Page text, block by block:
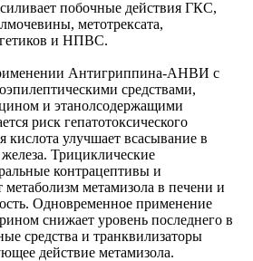
побочные действия ГКС,
метотрексата,
и НПВС.
Антигриппина-АНВИ с
средствами,
и этанолсодержащими
риск гепатотоксического
кислота улучшает всасывание в
Трициклические
контрацептивы и
метамизола в печени и
Одновременное применение
снижает уровень последнего в
средства и транквилизаторы
действие метамизола.